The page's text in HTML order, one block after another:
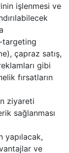
işlenmesi ve
targeting
çapraz satış,
gibi
fırsatların
ziyareti
sağlanması
yapılacak,
ve